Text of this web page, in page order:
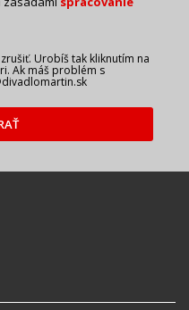
Urobíš tak kliknutím na
Ak máš problém s